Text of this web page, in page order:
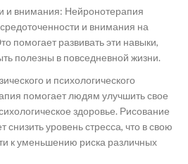
и внимания: Нейронотерапия
и внимания на
помогает развивать эти навыки,
полезны в повседневной жизни.
и психологического
помогает людям улучшить свое
здоровье. Рисование
снизить уровень стресса, что в свою
к уменьшению риска различных